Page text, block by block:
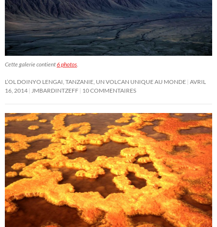
Cette galerie contient6 photos.
L’OL DOINYO LENGAI, TANZANIE, UN VOLCAN UNIQUE AU MONDE AVRIL
16, 2014 JMBARDINTZEFF 10 COMMENTAIRES